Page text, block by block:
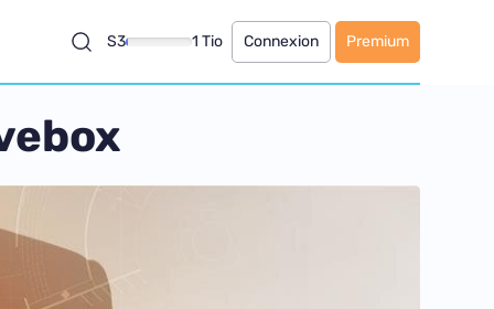
S3 1 Tio Connexion Premium